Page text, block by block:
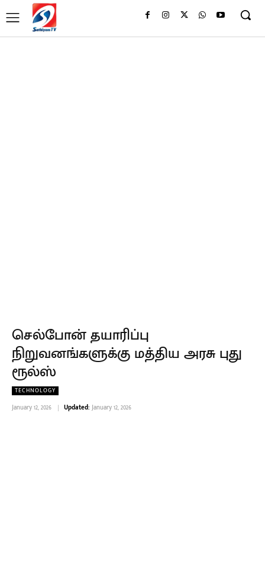
செல்போன் தயாரிப்பு
நிறுவனங்களுக்கு மத்திய அரசு புது
ரூல்ஸ்
TECHNOLOGY
January 12, 2026 Updated: January 12, 2026